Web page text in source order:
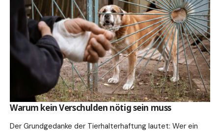
Warum kein Verschulden nötig sein muss
Der Grundgedanke der Tierhalterhaftung lautet: Wer ein